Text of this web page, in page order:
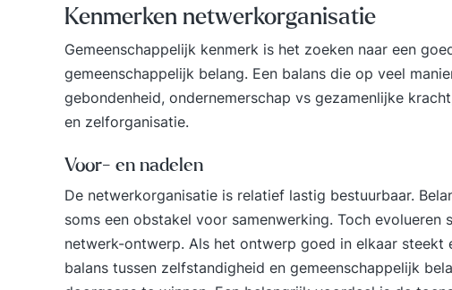
Kenmerken netwerkorganisatie
Gemeenschappelijk kenmerk is het zoeken naar een
gemeenschappelijk belang. Een balans die op veel
gebondenheid, ondernemerschap vs gezamenlijke
en zelforganisatie.
Voor- en nadelen
De netwerkorganisatie is relatief lastig bestuurbaar.
soms een obstakel voor samenwerking. Toch evolueren
netwerk-ontwerp. Als het ontwerp goed in elkaar steekt
balans tussen zelfstandigheid en gemeenschappelijk